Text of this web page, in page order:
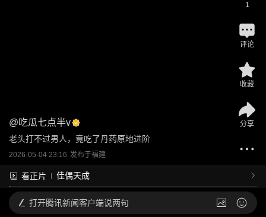
@吃瓜七点半v
老头打不过男人，竟吃了丹药原地进阶
2026-05-04 23:16 发布于福建
看正片 佳偶天成
1
评论
收藏
分享
打开腾讯新闻客户端说两句